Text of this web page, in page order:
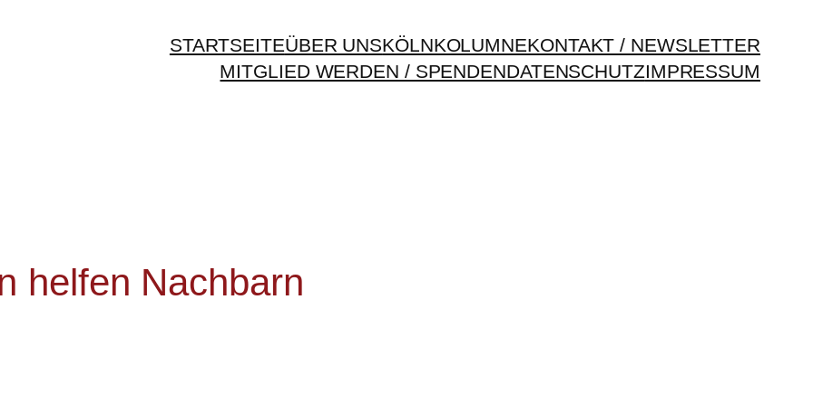
STARTSEITEÜBER UNSKÖLNKOLUMNEKONTAKT / NEWSLETTER
MITGLIED WERDEN / SPENDENDATENSCHUTZIMPRESSUM
helfen Nachbarn